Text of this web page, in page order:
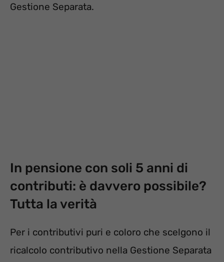
Gestione Separata.
In pensione con soli 5 anni di
contributi: è davvero possibile?
Tutta la verità
Per i contributivi puri e coloro che scelgono il
ricalcolo contributivo nella Gestione Separata